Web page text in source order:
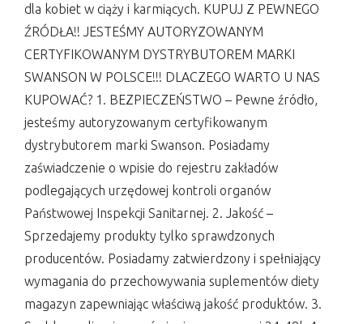
dla kobiet w ciąży i karmiących. KUPUJ Z PEWNEGO
ŹRÓDŁA!! JESTEŚMY AUTORYZOWANYM
CERTYFIKOWANYM DYSTRYBUTOREM MARKI
SWANSON W POLSCE!!! DLACZEGO WARTO U NAS
KUPOWAĆ? 1. BEZPIECZEŃSTWO – Pewne źródło,
jesteśmy autoryzowanym certyfikowanym
dystrybutorem marki Swanson. Posiadamy
zaświadczenie o wpisie do rejestru zakładów
podlegających urzędowej kontroli organów
Państwowej Inspekcji Sanitarnej. 2. Jakość –
Sprzedajemy produkty tylko sprawdzonych
producentów. Posiadamy zatwierdzony i spełniający
wymagania do przechowywania suplementów diety
magazyn zapewniając właściwą jakość produktów. 3.